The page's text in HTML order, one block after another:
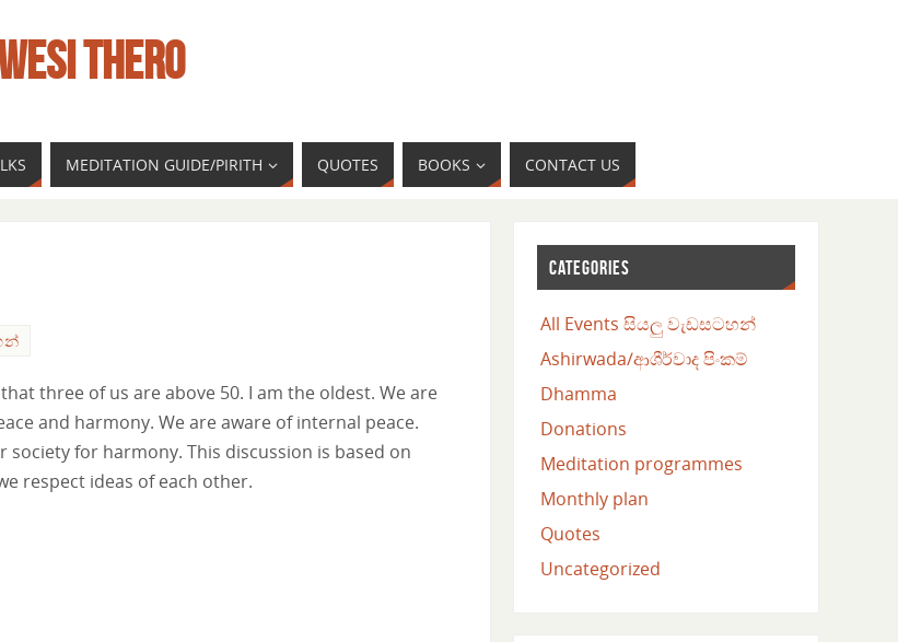
THERO
MEDITATION GUIDE/PIRITH QUOTES BOOKS CONTACT US
three of us are above 50. I am the oldest. We are
and harmony. We are aware of internal peace.
for harmony. This discussion is based on
respect ideas of each other.
CATEGORIES
All Events සියලු වැඩසටහන්
Ashirwada/ආශීර්වාද පිංකම්
Dhamma
Donations
Meditation programmes
Monthly plan
Quotes
Uncategorized